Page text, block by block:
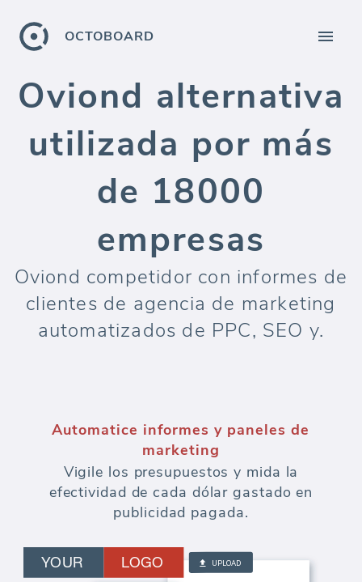
OCTOBOARD
Oviond alternativa
utilizada por más
de 18000
empresas
Oviond competidor con informes de
clientes de agencia de marketing
automatizados de PPC, SEO y.
Automatice informes y paneles de
marketing
Vigile los presupuestos y mida la
efectividad de cada dólar gastado en
publicidad pagada.